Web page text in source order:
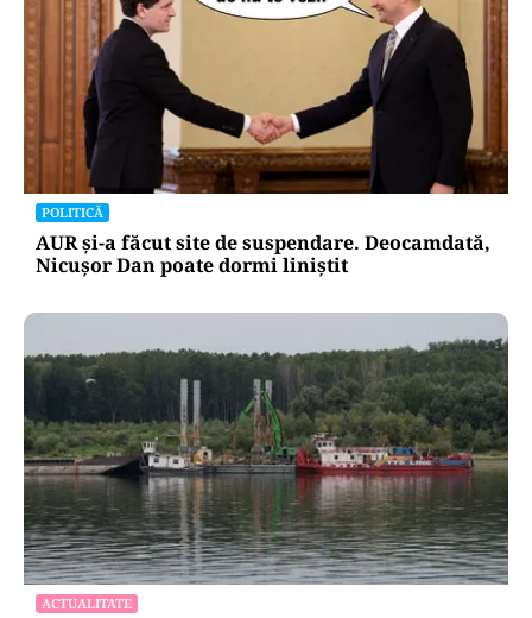
POLITICĂ
Cum a ajuns Guvernul Bolojan să piardă 11
hotărâri în instanță
POLITICĂ
AUR și-a făcut site de suspendare. Deocamdată,